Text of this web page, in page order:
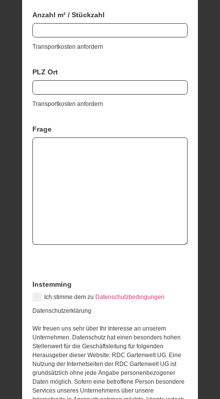
Anzahl m² / Stückzahl
Transportkosten anfordern
PLZ Ort
Transportkosten anfordern
Frage
Instemming
Ich stimme dem zu Datenschutzbedingungen
Datenschutzerklärung
Wir freuen uns sehr über Ihr Interesse an unserem
Unternehmen. Datenschutz hat einen besonders hohen
Stellenwert für die Geschäftsleitung für folgenden
Herausgeber dieser Website: RDC Gartenwelt UG. Eine
Nutzung der Internetseiten der RDC Gartenwelt UG ist
grundsätzlich ohne jede Angabe personenbezogener
Daten möglich. Sofern eine betroffene Person besondere
Services unseres Unternehmens über unsere